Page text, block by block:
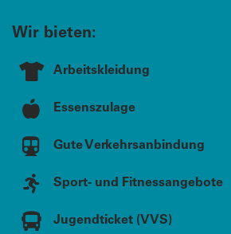
Wir bieten:
Arbeitskleidung
Essenszulage
Gute Verkehrsanbindung
Sport- und Fitnessangebote
Jugendticket (VVS)